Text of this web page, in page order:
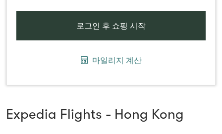
로그인 후 쇼핑 시작
마일리지 계산
Expedia Flights - Hong Kong